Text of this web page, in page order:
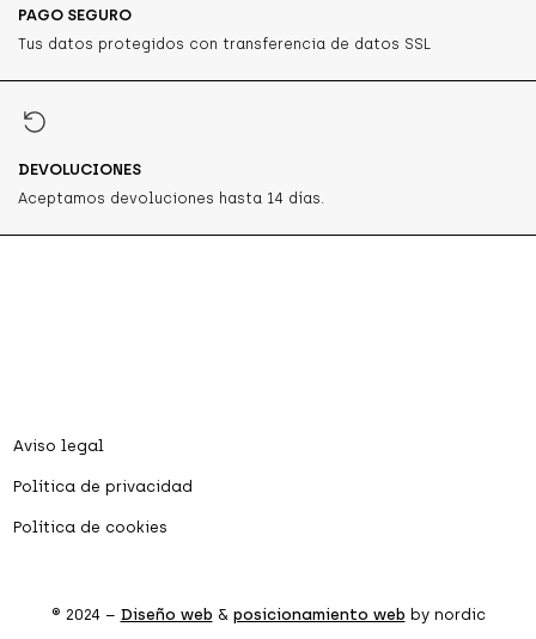
PAGO SEGURO
Tus datos protegidos con transferencia de datos SSL
DEVOLUCIONES
Aceptamos devoluciones hasta 14 días.
Aviso legal
Política de privacidad
Política de cookies
® 2024 – Diseño web & posicionamiento web by nordic